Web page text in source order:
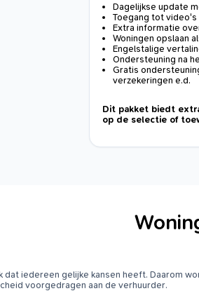
Dagelijkse update
Toegang tot
Extra informatie
Woningen opslaan
Engelstalige
Ondersteuning na
Gratis
verzekeringen e.d.
Dit pakket biedt
op de selectie of
iedereen gelijke kansen heeft. Daarom
voorgedragen aan de verhuurder.